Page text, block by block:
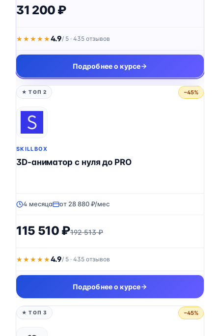
31 200 ₽
★★★★★
★★★★★4.9/ 5 · 435 отзывов
Подробнее о курсе
★ ТОП 2 −45%
SKILLBOX
3D-аниматор с нуля до PRO
4 месяца от 28 880 ₽/мес
115 510 ₽192 513 ₽
★★★★★
★★★★★4.9/ 5 · 435 отзывов
Подробнее о курсе
★ ТОП 3 −45%